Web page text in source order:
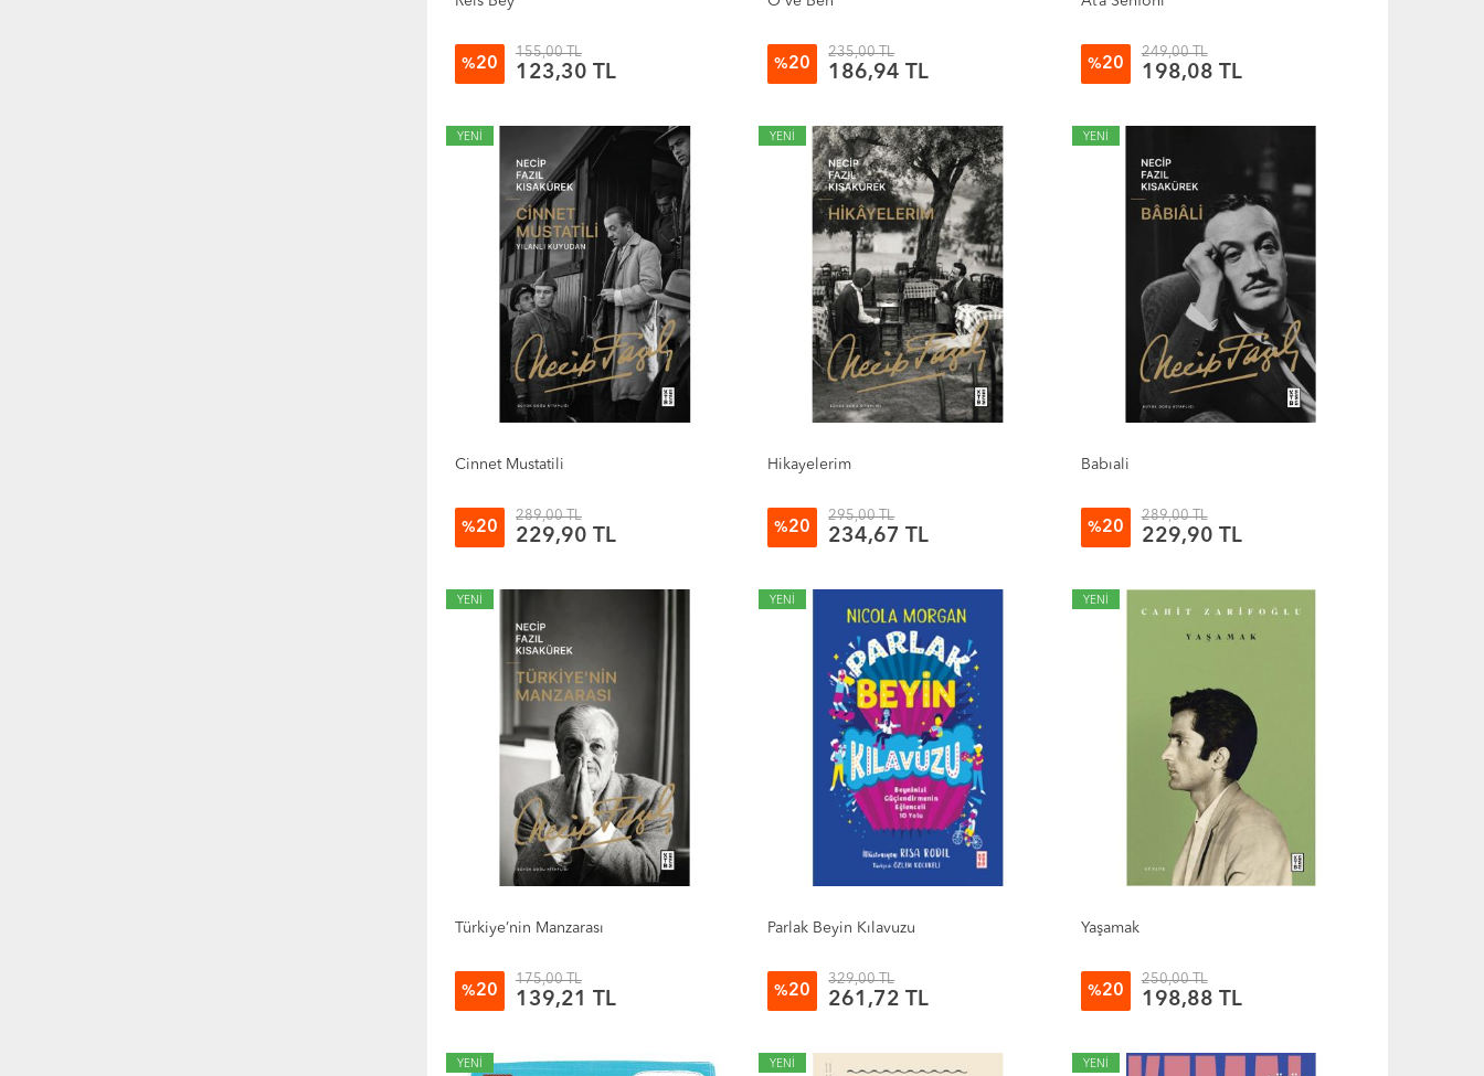
%20
155,00 TL
123,30 TL %20
235,00 TL
186,94 TL %20
249,00 TL
198,08 TL
YENİ
Cinnet Mustatili
%20
289,00 TL
229,90 TL
YENİ
Hikayelerim
%20
295,00 TL
234,67 TL
YENİ
Babıali
%20
289,00 TL
229,90 TL
YENİ
Türkiye’nin Manzarası
%20
175,00 TL
139,21 TL
YENİ
Parlak Beyin Kılavuzu
%20
329,00 TL
261,72 TL
YENİ
Yaşamak
%20
250,00 TL
198,88 TL
YENİ YENİ YENİ